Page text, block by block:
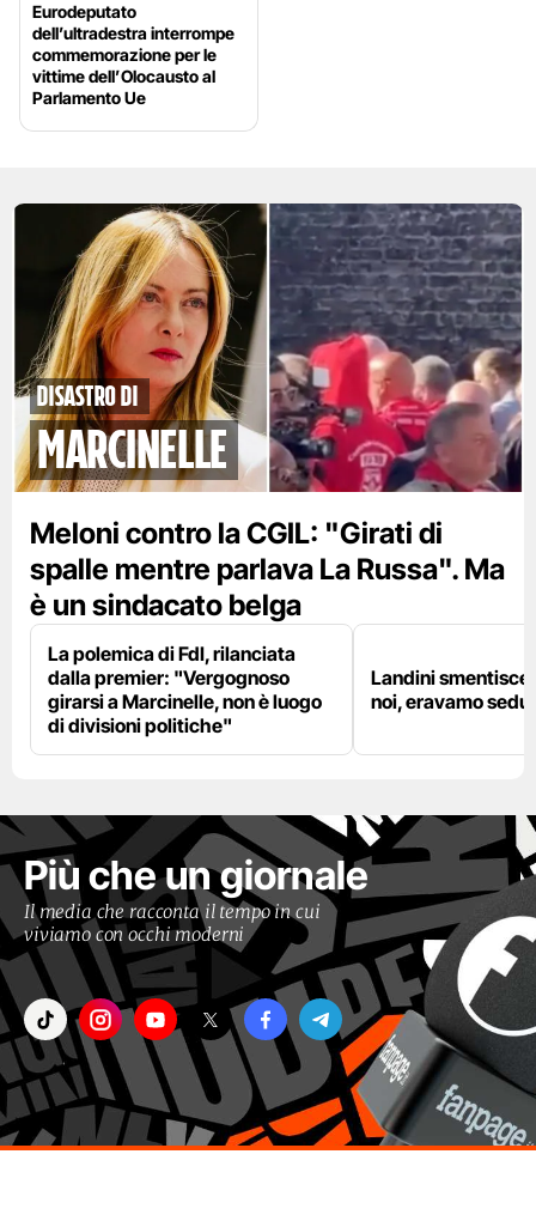
Eurodeputato
dell’ultradestra interrompe
commemorazione per le
vittime dell’Olocausto al
Parlamento Ue
disastro di
marcinelle
Meloni contro la CGIL: "Girati di
spalle mentre parlava La Russa". Ma
è un sindacato belga
La polemica di FdI, rilanciata
dalla premier: "Vergognoso
girarsi a Marcinelle, non è luogo
di divisioni politiche"
Landini
noi, eravamo
Più che un giornale
Il media che racconta il tempo in cui
viviamo con occhi moderni